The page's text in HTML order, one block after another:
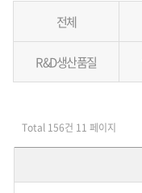
전체
R&D생산품질
Total 156건 11 페이지